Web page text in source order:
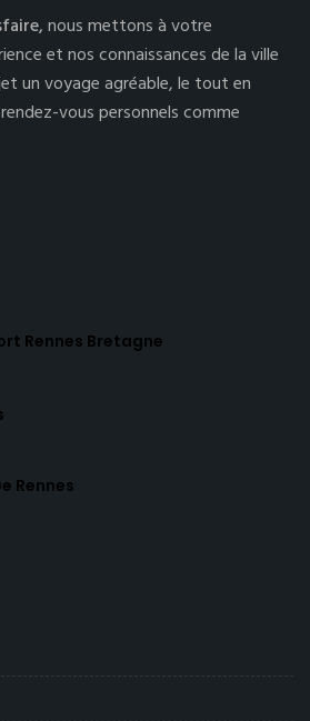
nous mettons à votre
et nos connaissances de la ville
un voyage agréable, le tout en
vous personnels comme
Rennes Bretagne
Rennes